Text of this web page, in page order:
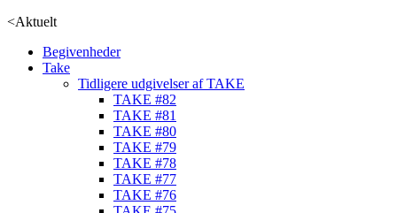
<Aktuelt
Begivenheder
Take
Tidligere udgivelser af TAKE
TAKE #82
TAKE #81
TAKE #80
TAKE #79
TAKE #78
TAKE #77
TAKE #76